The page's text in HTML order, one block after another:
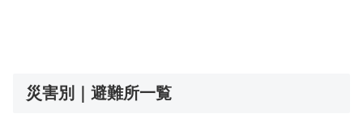
災害別｜避難所一覧